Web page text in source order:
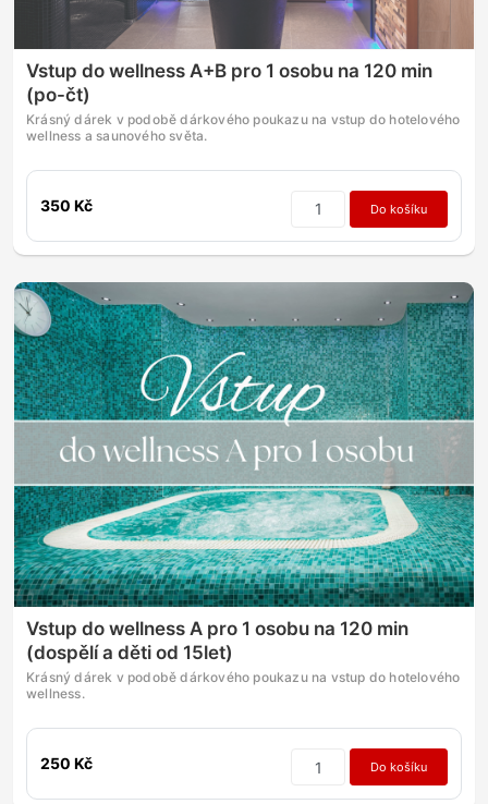
Vstup do wellness A+B pro 1 osobu na 120 min
(po-čt)
Krásný dárek v podobě dárkového poukazu na vstup do hotelového
wellness a saunového světa.
350 Kč Do košíku
Vstup do wellness A pro 1 osobu na 120 min
(dospělí a děti od 15let)
Krásný dárek v podobě dárkového poukazu na vstup do hotelového
wellness.
250 Kč Do košíku